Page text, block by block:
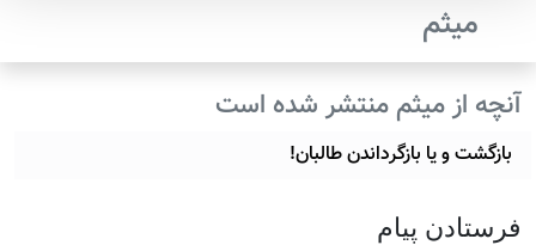
میثم
آنچه از میثم منتشر شده است
بازگشت و یا بازگرداندن طالبان!
فرستادن پيام